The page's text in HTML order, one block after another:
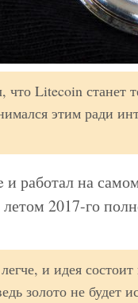
Litecoin станет
этим ради
и работал на
2017-го
и идея
золото не будет